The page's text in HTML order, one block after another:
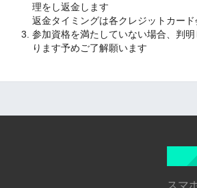
理をし返金します
返金タイミングは各クレジットカー
参加資格を満たしていない場合、判
ります予めご了解願います
スマ